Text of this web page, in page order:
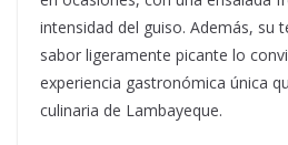
intensidad del guiso. Además, su
sabor ligeramente picante lo
experiencia gastronómica única
culinaria de Lambayeque.